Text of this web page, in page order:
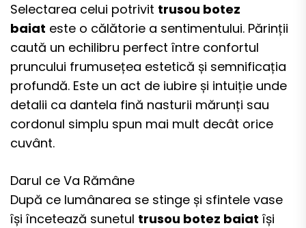
Selectarea celui potrivit trusou botez
baiat este o călătorie a sentimentului. Părinții
caută un echilibru perfect între confortul
pruncului frumusețea estetică și semnificația
profundă. Este un act de iubire și intuiție unde
detalii ca dantela fină nasturii mărunți sau
cordonul simplu spun mai mult decât orice
cuvânt.
Darul ce Va Rămâne
După ce lumânarea se stinge și sfintele vase
își încetează sunetul trusou botez baiat își